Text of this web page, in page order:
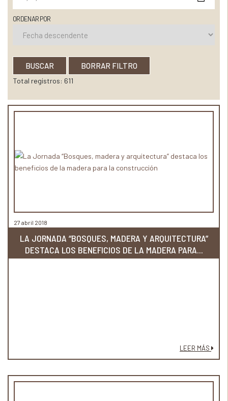
ORDENAR POR
BUSCAR BORRAR FILTRO
Total registros: 611
27 abril 2018
LA JORNADA “BOSQUES, MADERA Y ARQUITECTURA”
DESTACA LOS BENEFICIOS DE LA MADERA PARA...
LEER MÁS